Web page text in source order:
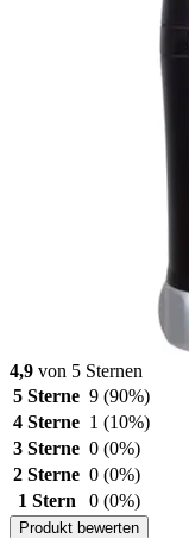
4,9 von 5 Sternen
5 Sterne 9 (90%)
4 Sterne 1 (10%)
3 Sterne 0 (0%)
2 Sterne 0 (0%)
1 Stern
0 (0%)
Produkt bewerten